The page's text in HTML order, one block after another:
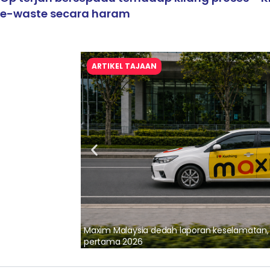
e-waste secara haram
ARTIKEL TAJAAN
Maxim Malaysia dedah laporan
pertama 2026